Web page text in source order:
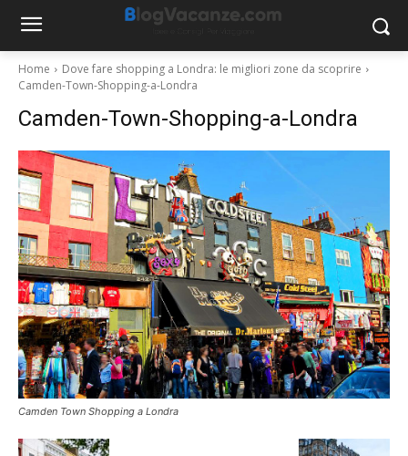
Home
Dove fare shopping a Londra: le migliori zone da scoprire
Camden-Town-Shopping-a-Londra
Camden-Town-Shopping-a-Londra
Camden Town Shopping a Londra